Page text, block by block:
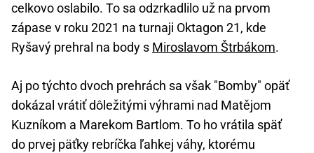
celkovo oslabilo. To sa odzrkadlilo už na prvom
zápase v roku 2021 na turnaji Oktagon 21, kde
Ryšavý prehral na body s Miroslavom Štrbákom.
Aj po týchto dvoch prehrách sa však "Bomby" opäť
dokázal vrátiť dôležitými výhrami nad Matějom
Kuzníkom a Marekom Bartlom. To ho vrátila späť
do prvej päťky rebríčka ľahkej váhy, ktorému